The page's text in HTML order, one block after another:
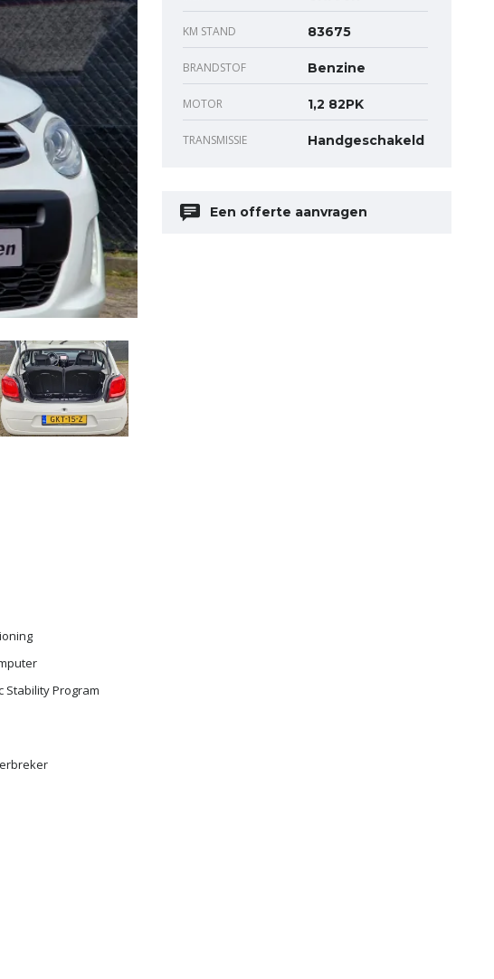
Stability Program
KM STAND 83675
BRANDSTOF Benzine
MOTOR 1,2 82PK
TRANSMISSIE Handgeschakeld
Een offerte aanvragen